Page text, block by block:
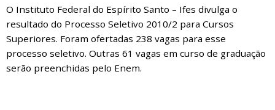
O Instituto Federal do Espírito Santo – Ifes divulga o
resultado do Processo Seletivo 2010/2 para Cursos
Superiores. Foram ofertadas 238 vagas para esse
processo seletivo. Outras 61 vagas em curso de graduação
serão preenchidas pelo Enem.